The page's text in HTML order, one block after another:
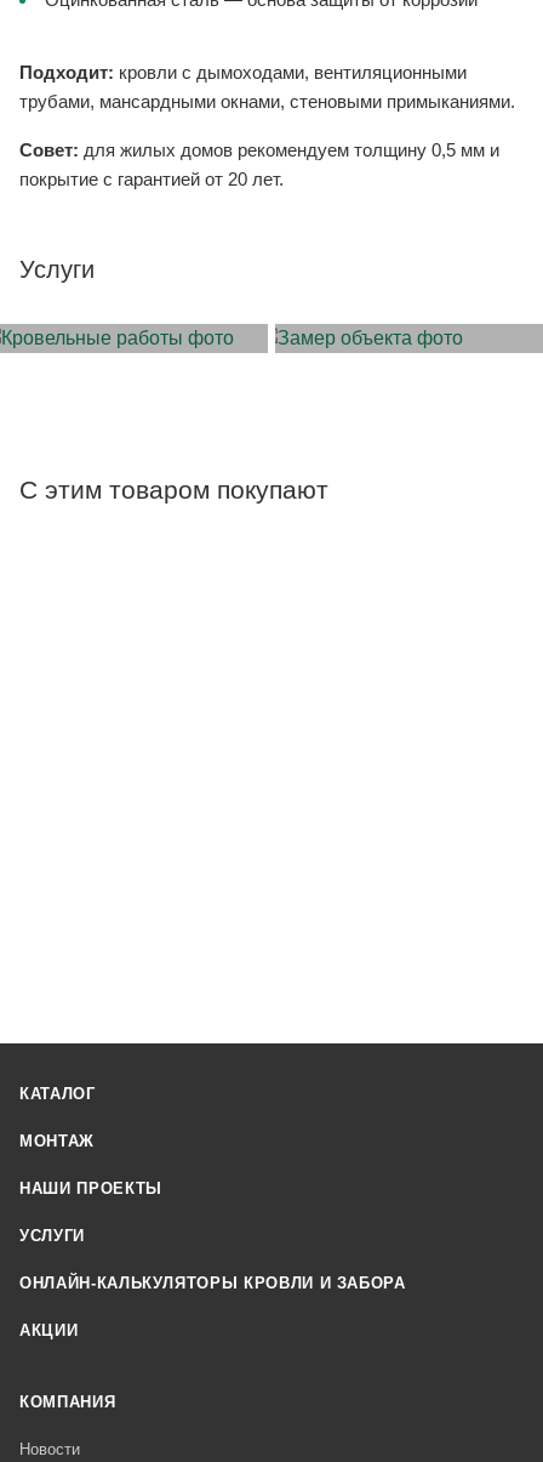
Подходит: кровли с дымоходами, вентиляционными
трубами, мансардными окнами, стеновыми примыканиями.
Совет: для жилых домов рекомендуем толщину 0,5 мм и
покрытие с гарантией от 20 лет.
Услуги
С этим товаром покупают
КАТАЛОГ
МОНТАЖ
НАШИ ПРОЕКТЫ
УСЛУГИ
ОНЛАЙН-КАЛЬКУЛЯТОРЫ КРОВЛИ И ЗАБОРА
АКЦИИ
КОМПАНИЯ
Новости